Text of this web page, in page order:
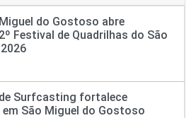
do Gostoso abre
Festival de Quadrilhas do São
Surfcasting fortalece
São Miguel do Gostoso